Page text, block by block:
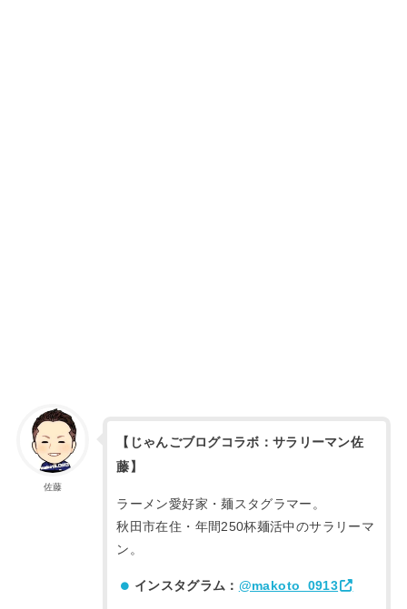
佐藤
【じゃんごブログコラボ：サラリーマン佐
藤】
ラーメン愛好家・麺スタグラマー。
秋田市在住・年間250杯麺活中のサラリーマ
ン。
インスタグラム： @makoto_0913